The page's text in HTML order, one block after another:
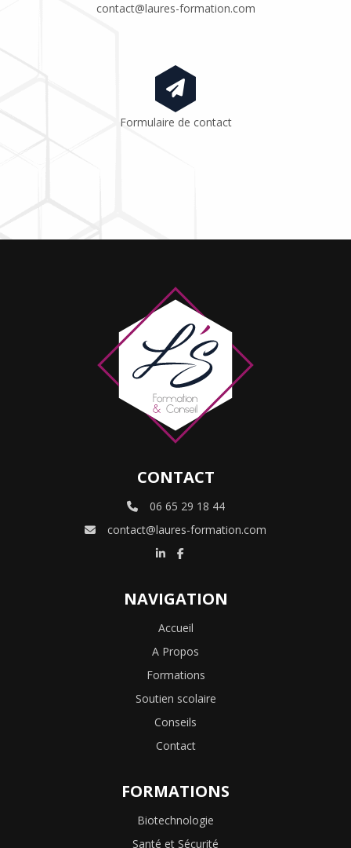
contact@laures-formation.com
Formulaire de contact
CONTACT
06 65 29 18 44
contact@laures-formation.com
NAVIGATION
Accueil
A Propos
Formations
Soutien scolaire
Conseils
Contact
FORMATIONS
Biotechnologie
Santé et Sécurité